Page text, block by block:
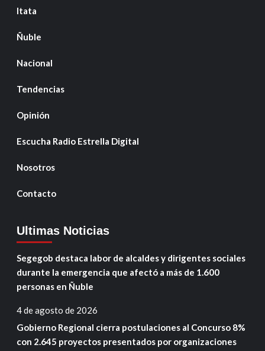
Itata
Ñuble
Nacional
Tendencias
Opinión
Escucha Radio Estrella Digital
Nosotros
Contacto
Ultimas Noticias
Segegob destaca labor de alcaldes y dirigentes sociales
durante la emergencia que afectó a más de 1.600
personas en Ñuble
4 de agosto de 2026
Gobierno Regional cierra postulaciones al Concurso 8%
con 2.645 proyectos presentados por organizaciones